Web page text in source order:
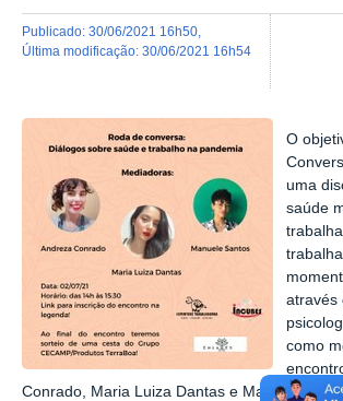
publicado: 30/06/2021 16h50
última modificação: 30/06/2021 16h54
O
uma
saúde
através
como
Conrado, Maria Luiza Dantas e Manuele